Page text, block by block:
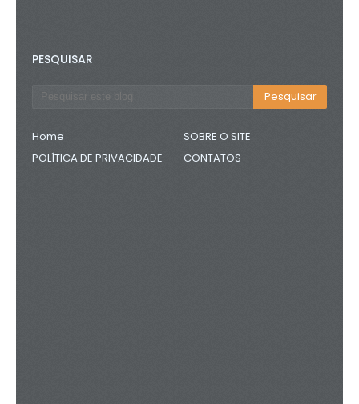
PESQUISAR
Home
SOBRE O SITE
POLÍTICA DE PRIVACIDADE
CONTATOS